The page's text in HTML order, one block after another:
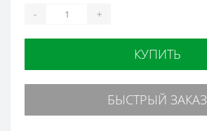
- +
КУПИТЬ
БЫСТРЫЙ ЗАКАЗ